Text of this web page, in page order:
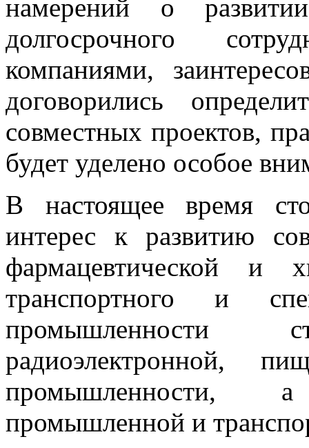
намерений о
долгосрочного
компаниями,
договорились
совместных проектов,
будет уделено особое
В настоящее время
интерес к развитию
фармацевтической и
транспортного и
промышленности
радиоэлектронной,
промышленности,
промышленной и